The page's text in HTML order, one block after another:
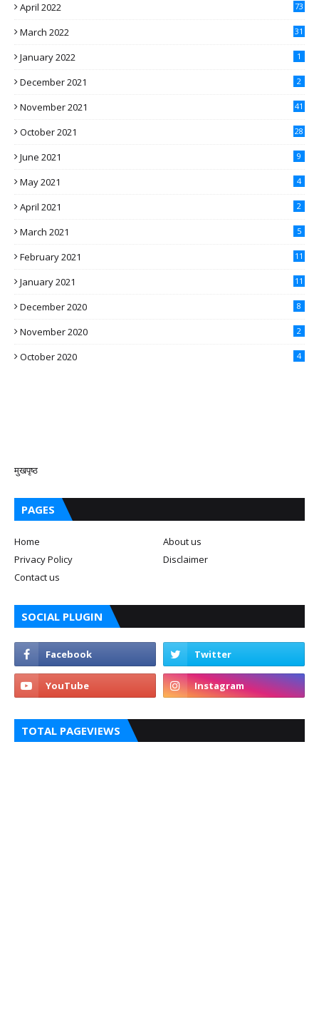
April 2022 73
March 2022 31
January 2022 1
December 2021 2
November 2021 41
October 2021 28
June 2021 9
May 2021 4
April 2021 2
March 2021 5
February 2021 11
January 2021 11
December 2020 8
November 2020 2
October 2020 4
मुखपृष्ठ
PAGES
Home
About us
Privacy Policy
Disclaimer
Contact us
SOCIAL PLUGIN
TOTAL PAGEVIEWS